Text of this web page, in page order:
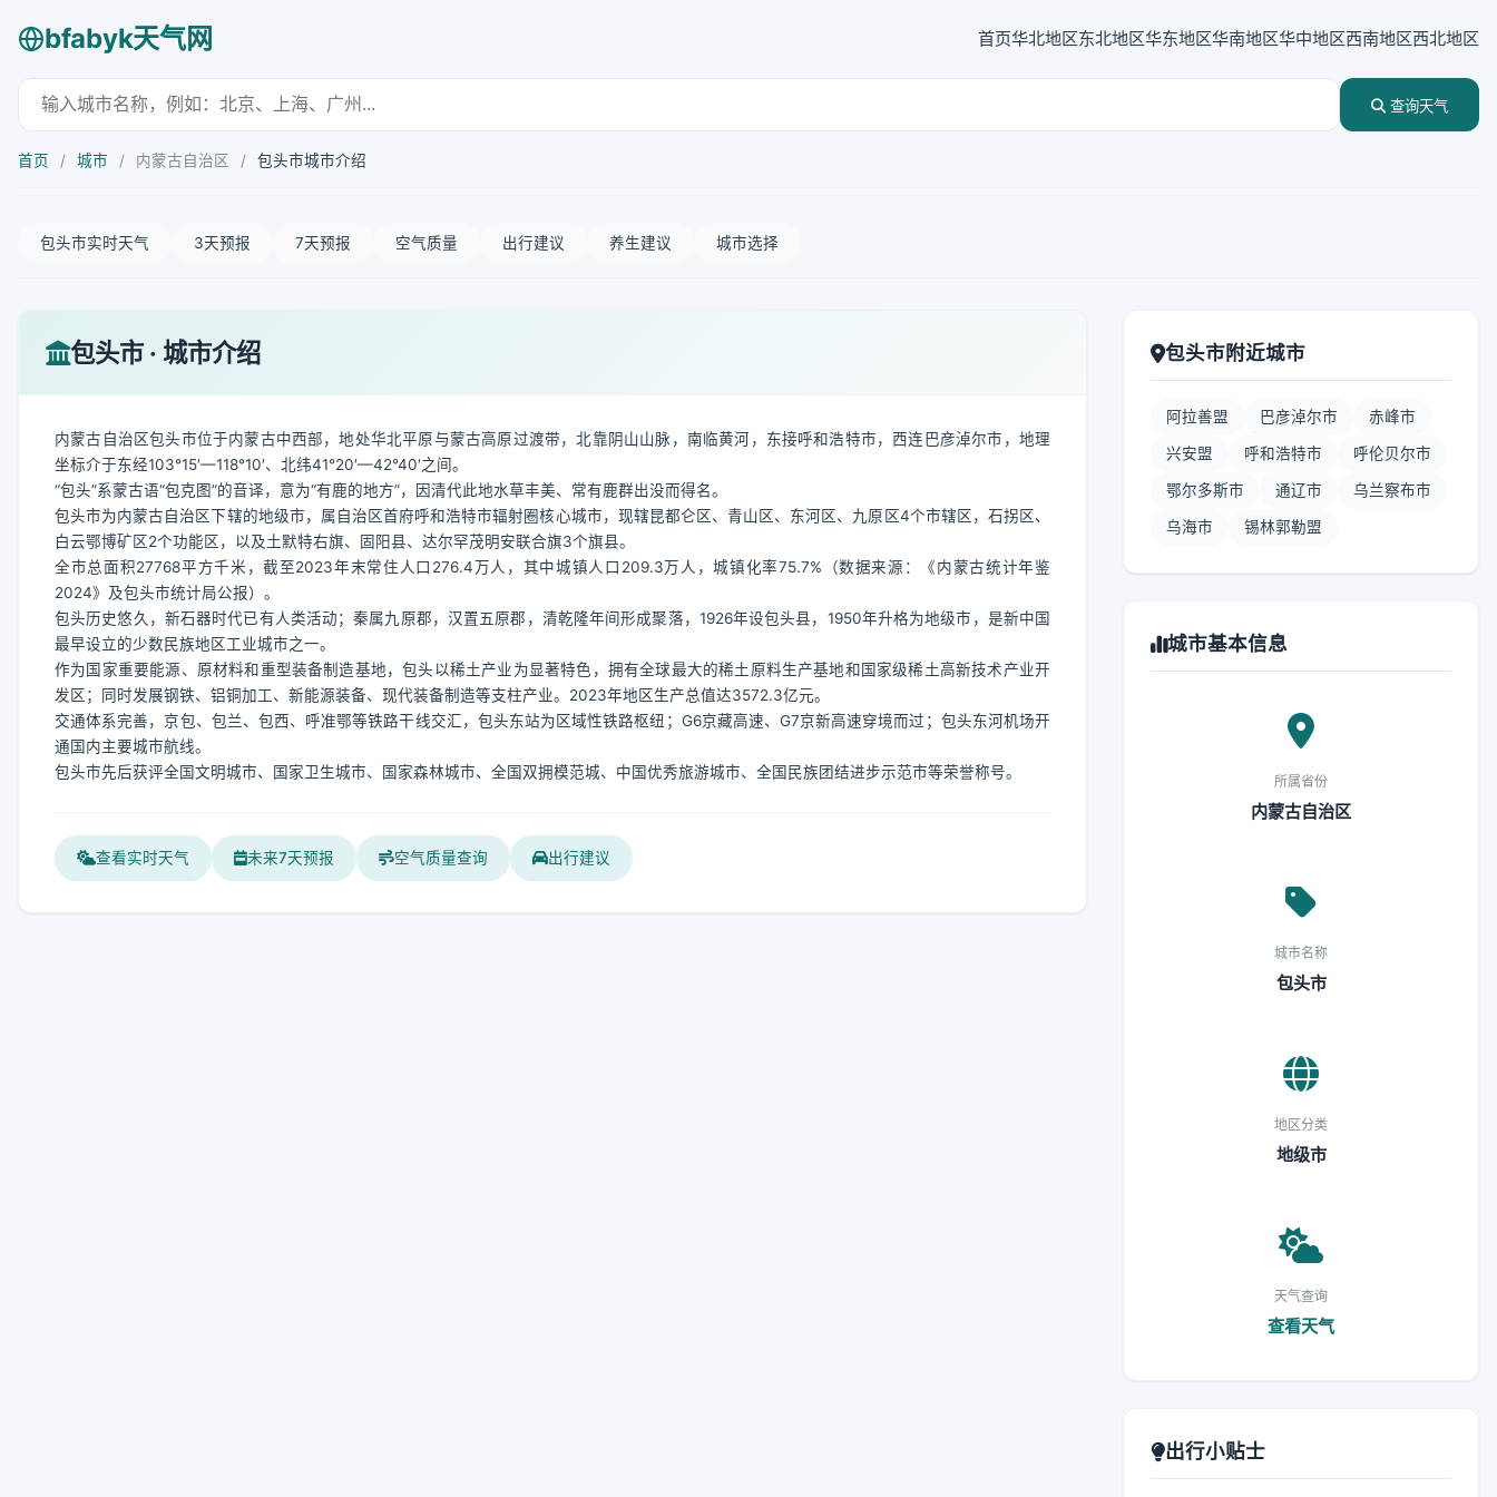
bfabyk天气网 首页华北地区东北地区华东地区华南地区华中地区西南地区西北地区
查询天气
首页 / 城市 / 内蒙古自治区 / 包头市城市介绍
包头市实时天气 3天预报 7天预报 空气质量 出行建议 养生建议 城市选择
包头市 · 城市介绍
内蒙古自治区包头市位于内蒙古中西部，地处华北平原与蒙古高原过渡带，北靠阴山山脉，南临黄河，东接呼和浩特市，西连巴彦淖尔市，地理
坐标介于东经103°15′—118°10′、北纬41°20′—42°40′之间。
“包头”系蒙古语“包克图”的音译，意为“有鹿的地方”，因清代此地水草丰美、常有鹿群出没而得名。
包头市为内蒙古自治区下辖的地级市，属自治区首府呼和浩特市辐射圈核心城市，现辖昆都仑区、青山区、东河区、九原区4个市辖区，石拐区、
白云鄂博矿区2个功能区，以及土默特右旗、固阳县、达尔罕茂明安联合旗3个旗县。
全市总面积27768平方千米，截至2023年末常住人口276.4万人，其中城镇人口209.3万人，城镇化率75.7%（数据来源：《内蒙古统计年鉴
2024》及包头市统计局公报）。
包头历史悠久，新石器时代已有人类活动；秦属九原郡，汉置五原郡，清乾隆年间形成聚落，1926年设包头县，1950年升格为地级市，是新中国
最早设立的少数民族地区工业城市之一。
作为国家重要能源、原材料和重型装备制造基地，包头以稀土产业为显著特色，拥有全球最大的稀土原料生产基地和国家级稀土高新技术产业开
发区；同时发展钢铁、铝铜加工、新能源装备、现代装备制造等支柱产业。2023年地区生产总值达3572.3亿元。
交通体系完善，京包、包兰、包西、呼准鄂等铁路干线交汇，包头东站为区域性铁路枢纽；G6京藏高速、G7京新高速穿境而过；包头东河机场开
通国内主要城市航线。
包头市先后获评全国文明城市、国家卫生城市、国家森林城市、全国双拥模范城、中国优秀旅游城市、全国民族团结进步示范市等荣誉称号。
查看实时天气 未来7天预报 空气质量查询 出行建议
包头市附近城市
阿拉善盟 巴彦淖尔市 赤峰市
兴安盟 呼和浩特市 呼伦贝尔市
鄂尔多斯市 通辽市 乌兰察布市
乌海市 锡林郭勒盟
城市基本信息
所属省份
内蒙古自治区
城市名称
包头市
地区分类
地级市
天气查询
查看天气
出行小贴士